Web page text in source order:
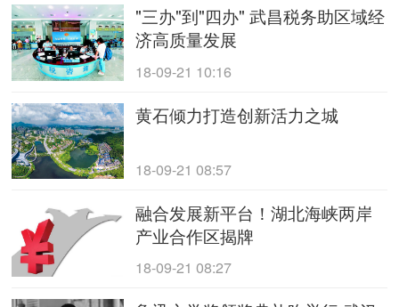
"三办"到"四办" 武昌税务助区域经
济高质量发展
18-09-21 10:16
黄石倾力打造创新活力之城
18-09-21 08:57
融合发展新平台！湖北海峡两岸
产业合作区揭牌
18-09-21 08:27